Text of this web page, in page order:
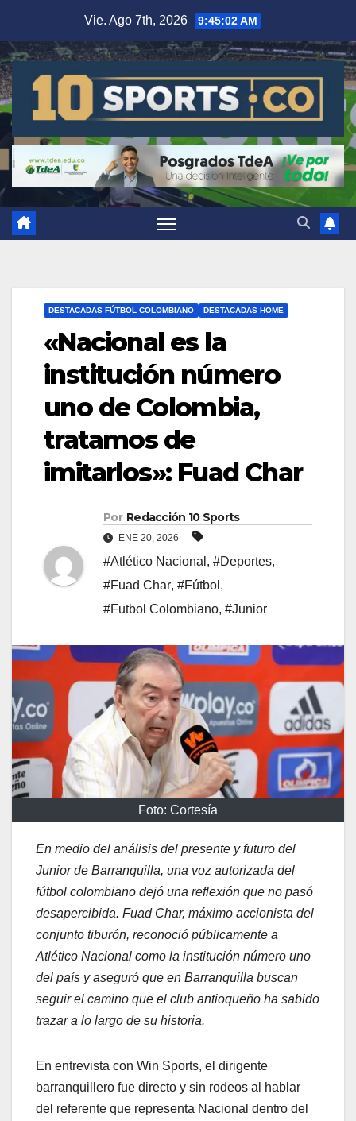
Vie. Ago 7th, 2026 9:45:02 AM
DESTACADAS FÚTBOL COLOMBIANO DESTACADAS HOME
«Nacional es la
institución número
uno de Colombia,
tratamos de
imitarlos»: Fuad Char
Por Redacción 10 Sports
ENE 20, 2026
#Atlético Nacional , #Deportes,
#Fuad Char, #Fútbol ,
#Futbol Colombiano, #Junior
Foto: Cortesía
En medio del análisis del presente y futuro del
Junior de Barranquilla, una voz autorizada del
fútbol colombiano dejó una reflexión que no pasó
desapercibida. Fuad Char, máximo accionista del
conjunto tiburón, reconoció públicamente a
Atlético Nacional como la institución número uno
del país y aseguró que en Barranquilla buscan
seguir el camino que el club antioqueño ha sabido
trazar a lo largo de su historia.
En entrevista con Win Sports, el dirigente
barranquillero fue directo y sin rodeos al hablar
del referente que representa Nacional dentro del